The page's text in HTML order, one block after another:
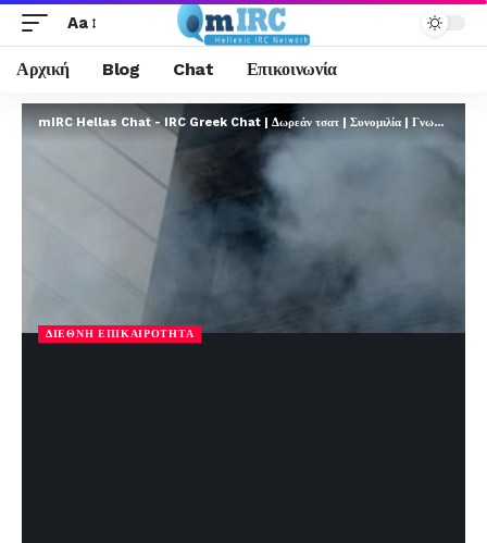
Aa
Αρχική Blog Chat Επικοινωνία
mIRC Hellas Chat - IRC Greek Chat | Δωρεάν τσατ | Συνομιλία | Γνωριμίες | FREE
ΔΙΕΘΝΉ ΕΠΙΚΑΙΡΌΤΗΤΑ